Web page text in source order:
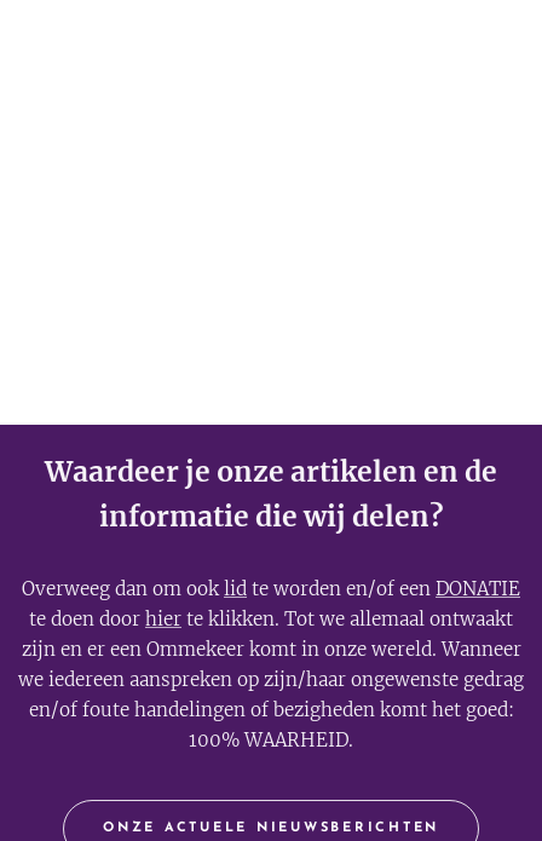
Waardeer je onze artikelen en de
informatie die wij delen?
Overweeg dan om ooklid te worden en/of een DONATIE
te doen door hier te klikken. Tot we allemaal ontwaakt
zijn en er een Ommekeer komt in onze wereld. Wanneer
we iedereen aanspreken op zijn/haar ongewenste gedrag
en/of foute handelingen of bezigheden komt het goed:
100% WAARHEID.
ONZE ACTUELE NIEUWSBERICHTEN